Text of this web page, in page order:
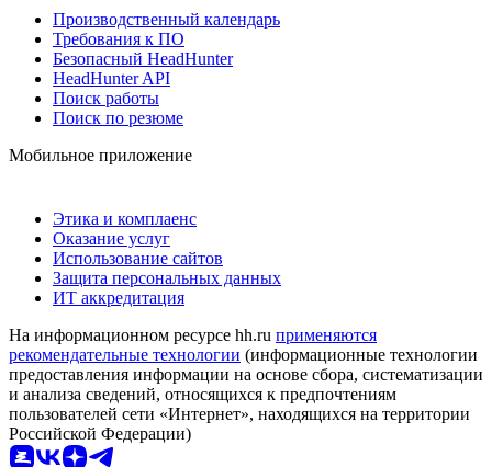
Производственный календарь
Требования к ПО
Безопасный HeadHunter
HeadHunter API
Поиск работы
Поиск по резюме
Мобильное приложение
Этика и комплаенс
Оказание услуг
Использование сайтов
Защита персональных данных
ИТ аккредитация
На информационном ресурсе hh.ru применяются
рекомендательные технологии (информационные технологии
предоставления информации на основе сбора, систематизации
и анализа сведений, относящихся к предпочтениям
пользователей сети «Интернет», находящихся на территории
Российской Федерации)